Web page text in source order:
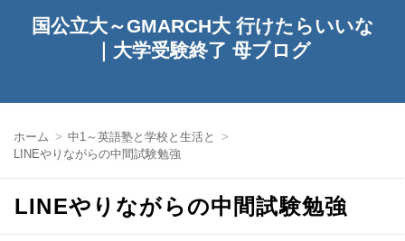
国公立大～GMARCH大 行けたらいいな
｜大学受験終了 母ブログ
ホーム
中1～英語塾と学校と生活と
LINEやりながらの中間試験勉強
LINEやりながらの中間試験勉強